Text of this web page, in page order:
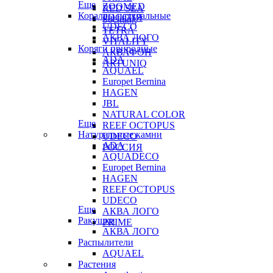
RED SEA
Sochting
TETRA
VITALITY
АКВАФОН
ARTUNIQ
ZOOMED
РОССИЯ
Еще
Кораллы натуральные
UDECO
АКВА ЛОГО
Коряги природные
ADA
AQUAEL
Europet Bernina
HAGEN
JBL
NATURAL COLOR
REEF OCTOPUS
UDECO
РОССИЯ
Еще
Натуральные камни
ADA
AQUADECO
Europet Bernina
HAGEN
REEF OCTOPUS
UDECO
АКВА ЛОГО
PRIME
Еще
Ракушки
АКВА ЛОГО
Распылители
AQUAEL
Растения